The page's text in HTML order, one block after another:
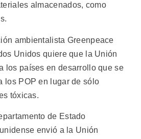
almacenados, como
ambientalista Greenpeace
Unidos quiere que la Unión
los países en desarrollo que se
los POP en lugar de sólo
tóxicas.
de Estado
envió a la Unión